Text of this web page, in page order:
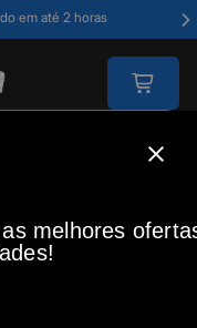
em até 2 horas
Filtro de Frivacidade,
melhores